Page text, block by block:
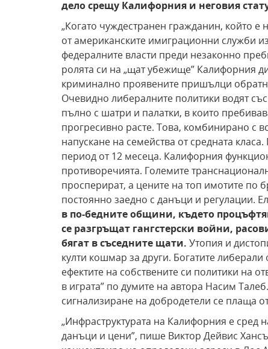
дело срещу Калифорния и неговия
„Когато чуждестранен гражданин, който
от американските имиграционни служби
федералните власти преди незаконно
ролята си на „щат убежище” Калифорния
криминално проявените пришълци
Очевидно либералните политики водят
пълно с шатри и палатки, в които
прогресивно расте. Това, комбинирано с
напускане на семейства от средната
период от 12 месеца. Калифорния
противоречията. Големите
просперират, а цените на топ имотите по
постоянно заедно с данъци и регулации.
в по-бедните общини, където
се разгръщат гангстерски войни,
бягат в съседните щати. Утопия и
култи кошмар за други. Богатите
ефектите на собствените си политики на
в играта” по думите на автора Насим
сигнализиране на добродетели се плаща
„Инфраструктурата на Калифорния е сред
данъци и цени”, пише Виктор Дейвис